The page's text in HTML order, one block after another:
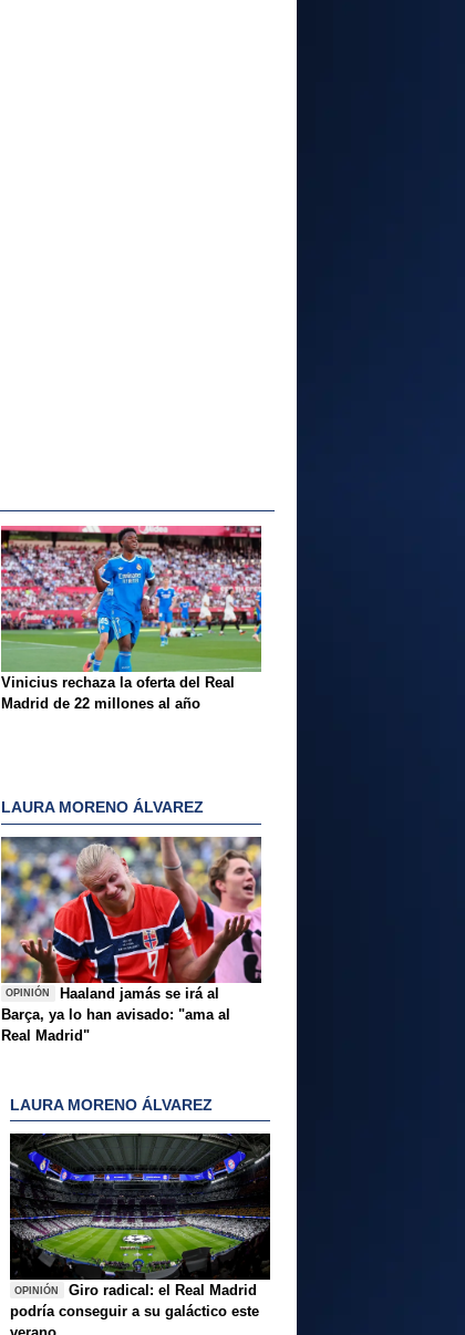
Vinicius rechaza la oferta del Real
Madrid de 22 millones al año
LAURA MORENO ÁLVAREZ
OPINIÓN
Haaland jamás se irá al
Barça, ya lo han avisado: "ama al
Real Madrid"
LAURA MORENO ÁLVAREZ
OPINIÓN
Giro radical: el Real Madrid
podría conseguir a su galáctico este